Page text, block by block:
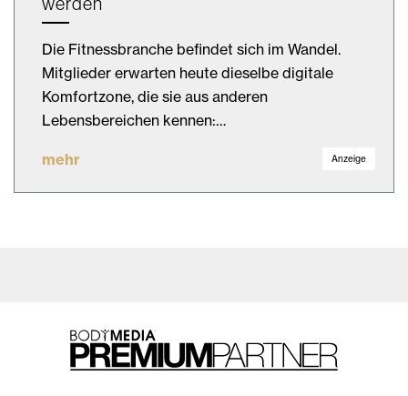
Die Fitnessbranche befindet sich im Wandel.
Mitglieder erwarten heute dieselbe digitale
Komfortzone, die sie aus anderen
Lebensbereichen kennen:…
mehr Anzeige